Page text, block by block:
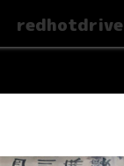
redhotdrive